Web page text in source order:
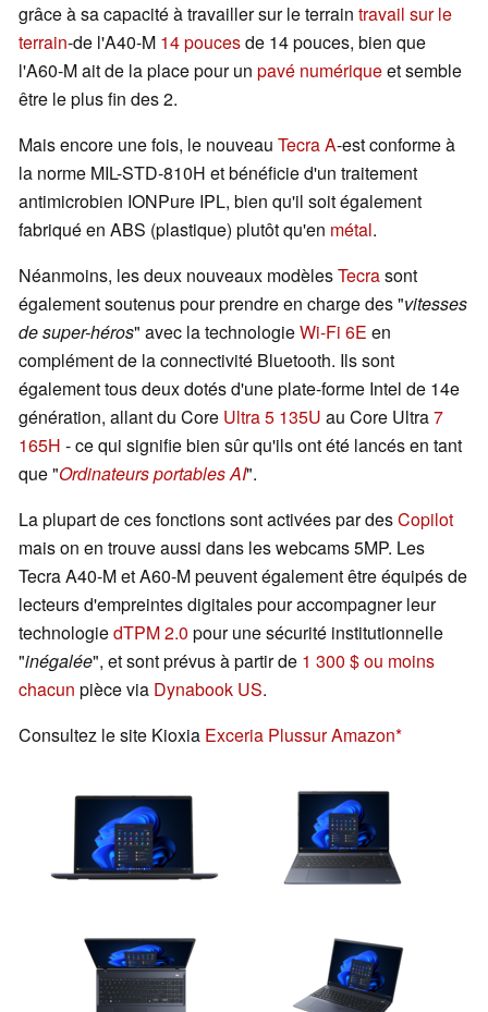
grâce à sa capacité à travailler sur le terrain travail sur le
terrain-de l'A40-M 14 poucesde 14 pouces, bien que
l'A60-M ait de la place pour un pavé numériqueet semble
être le plus fin des 2.
Mais encore une fois, le nouveau Tecra A-est conforme à
la norme MIL-STD-810H et bénéficie d'un traitement
antimicrobien IONPure IPL, bien qu'il soit également
fabriqué en ABS (plastique) plutôt qu'en métal.
Néanmoins, les deux nouveaux modèlesTecrasont
également soutenus pour prendre en charge des "vitesses
de super-héros" avec la technologieWi-Fi 6E en
complément de la connectivité Bluetooth. Ils sont
également tous deux dotés d'une plate-forme Intel de 14e
génération, allant du Core Ultra 5 135U au Core Ultra7
165H - ce qui signifie bien sûr qu'ils ont été lancés en tant
que "Ordinateurs portables AI".
La plupart de ces fonctions sont activées par desCopilot
mais on en trouve aussi dans les webcams 5MP. Les
Tecra A40-M et A60-M peuvent également être équipés de
lecteurs d'empreintes digitales pour accompagner leur
technologiedTPM 2.0 pour une sécurité institutionnelle
"inégalée", et sont prévus à partir de 1 300 $ ou moins
chacun pièce via Dynabook US.
Consultez le site Kioxia Exceria Plussur Amazon